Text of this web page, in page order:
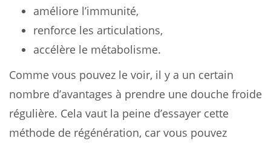
améliore l’immunité,
renforce les articulations,
accélère le métabolisme.
Comme vous pouvez le voir, il y a un certain
nombre d’avantages à prendre une douche froide
régulière. Cela vaut la peine d’essayer cette
méthode de régénération, car vous pouvez